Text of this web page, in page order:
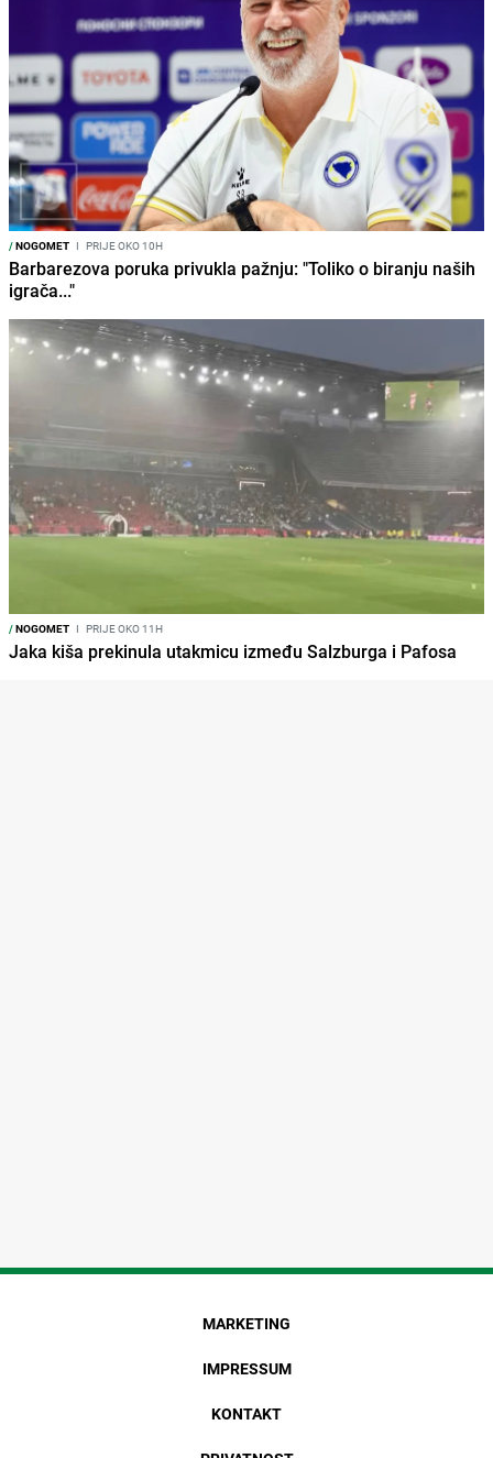
/NOGOMET I PRIJE OKO 10H
Barbarezova poruka privukla pažnju: "Toliko o biranju naših
igrača..."
/NOGOMET I PRIJE OKO 11H
Jaka kiša prekinula utakmicu između Salzburga i Pafosa
MARKETING
IMPRESSUM
KONTAKT